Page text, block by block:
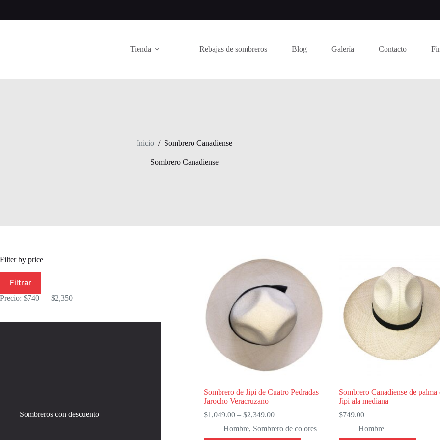
contenido
Tienda Rebajas de sombreros Blog Galería Contacto
Inicio / Sombrero Canadiense
Sombrero Canadiense
Sombrero de Jipi de Cuatro Pedradas
Jarocho Veracruzano
$1,049.00 – $2,349.00Price
$1,049.00
Hombre, Sombrero de colores
Sombrero Canadiense de palma
Jipi ala mediana
$749.00
Hombre
Filter by price
mínimo
máximo
Filtrar
Precio: $740 — $2,350
Sombreros con descuento